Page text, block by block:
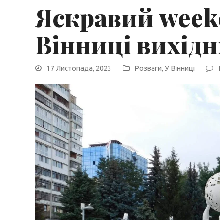
Яскравий
Вінниці
17 Листопада, 2023 Розваги, У Вінниці